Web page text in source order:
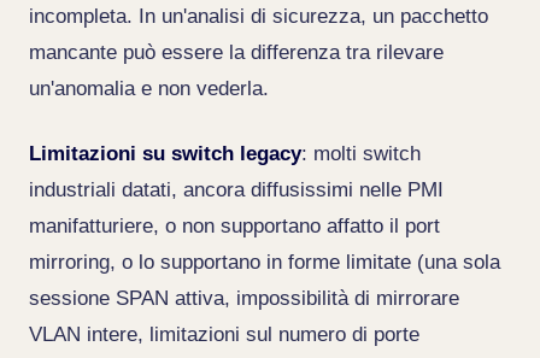
incompleta. In un'analisi di sicurezza, un pacchetto
mancante può essere la differenza tra rilevare
un'anomalia e non vederla.
Limitazioni su switch legacy: molti switch
industriali datati, ancora diffusissimi nelle PMI
manifatturiere, o non supportano affatto il port
mirroring, o lo supportano in forme limitate (una sola
sessione SPAN attiva, impossibilità di mirrorare
VLAN intere, limitazioni sul numero di porte